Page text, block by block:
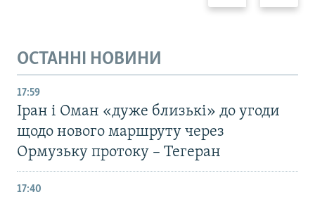
ОСТАННІ НОВИНИ
17:59
Іран і Оман «дуже близькі» до угоди
щодо нового маршруту через
Ормузьку протоку – Тегеран
17:40